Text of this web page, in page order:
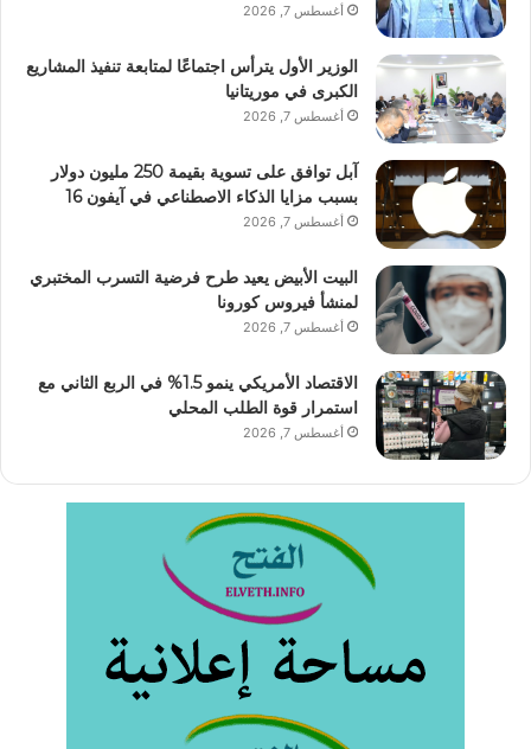
أغسطس 7, 2026
الوزير الأول يترأس اجتماعًا لمتابعة تنفيذ المشاريع
الكبرى في موريتانيا
أغسطس 7, 2026
آبل توافق على تسوية بقيمة 250 مليون دولار
بسبب مزايا الذكاء الاصطناعي في آيفون 16
أغسطس 7, 2026
البيت الأبيض يعيد طرح فرضية التسرب المختبري
لمنشأ فيروس كورونا
أغسطس 7, 2026
الاقتصاد الأمريكي ينمو 1.5% في الربع الثاني مع
استمرار قوة الطلب المحلي
أغسطس 7, 2026